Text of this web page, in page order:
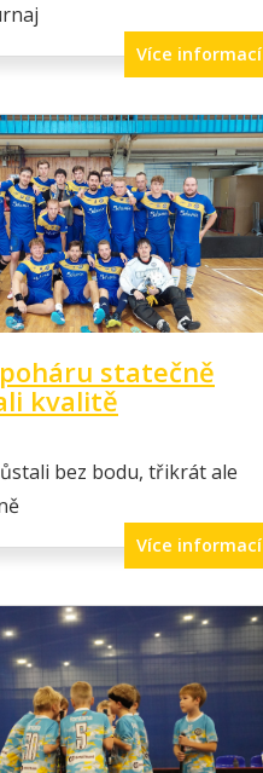
Více informací
statečně
kvalitě
bez bodu, třikrát ale
Více informací